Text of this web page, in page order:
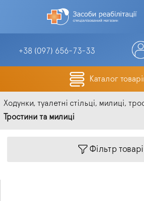
+38 (097) 656-73-33
Каталог
Ходунки, туалетні стільці, милиці,
Тростини та милиці
Фільтр